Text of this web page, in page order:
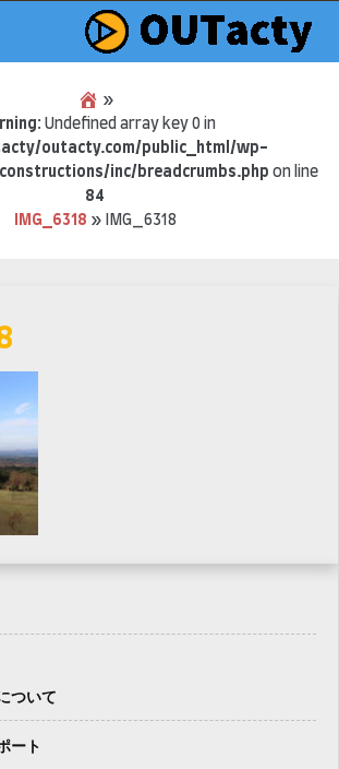
»
: Undefined array key 0 in
outacty.com/public_html/wp-
inc/breadcrumbs.php on line
84
IMG_6318 » IMG_6318
ついて
ート